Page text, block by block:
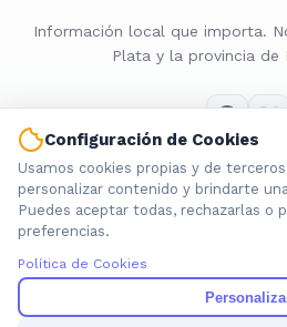
Información local que importa.
Plata y la provincia de
Nosotros
Cookies
Política de
Configuración de Cookies
Usamos cookies propias y de
personalizar contenido y brindarte
Puedes aceptar todas, rechazarlas o
preferencias.
Política de Cookies